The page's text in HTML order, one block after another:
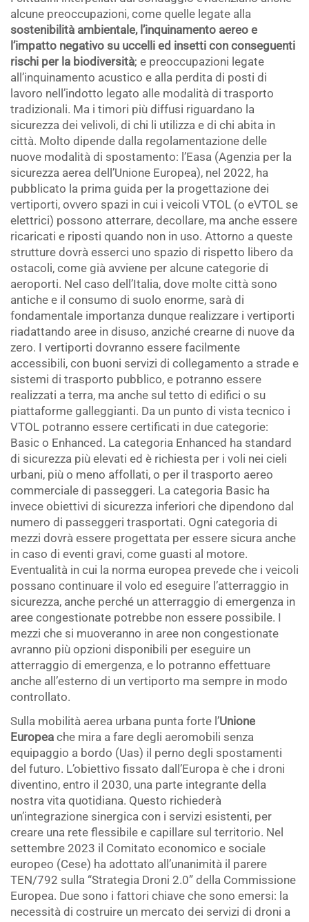
alcune preoccupazioni, come quelle legate alla
sostenibilità ambientale, l’inquinamento aereo e
l’impatto negativo su uccelli ed insetti con conseguenti
rischi per la biodiversità; e preoccupazioni legate
all’inquinamento acustico e alla perdita di posti di
lavoro nell’indotto legato alle modalità di trasporto
tradizionali. Ma i timori più diffusi riguardano la
sicurezza dei velivoli, di chi li utilizza e di chi abita in
città. Molto dipende dalla regolamentazione delle
nuove modalità di spostamento: l’Easa (Agenzia per la
sicurezza aerea dell’Unione Europea), nel 2022, ha
pubblicato la prima guida per la progettazione dei
vertiporti, ovvero spazi in cui i veicoli VTOL (o eVTOL se
elettrici) possono atterrare, decollare, ma anche essere
ricaricati e riposti quando non in uso. Attorno a queste
strutture dovrà esserci uno spazio di rispetto libero da
ostacoli, come già avviene per alcune categorie di
aeroporti. Nel caso dell’Italia, dove molte città sono
antiche e il consumo di suolo enorme, sarà di
fondamentale importanza dunque realizzare i vertiporti
riadattando aree in disuso, anziché crearne di nuove da
zero. I vertiporti dovranno essere facilmente
accessibili, con buoni servizi di collegamento a strade e
sistemi di trasporto pubblico, e potranno essere
realizzati a terra, ma anche sul tetto di edifici o su
piattaforme galleggianti. Da un punto di vista tecnico i
VTOL potranno essere certificati in due categorie:
Basic o Enhanced. La categoria Enhanced ha standard
di sicurezza più elevati ed è richiesta per i voli nei cieli
urbani, più o meno affollati, o per il trasporto aereo
commerciale di passeggeri. La categoria Basic ha
invece obiettivi di sicurezza inferiori che dipendono dal
numero di passeggeri trasportati. Ogni categoria di
mezzi dovrà essere progettata per essere sicura anche
in caso di eventi gravi, come guasti al motore.
Eventualità in cui la norma europea prevede che i veicoli
possano continuare il volo ed eseguire l’atterraggio in
sicurezza, anche perché un atterraggio di emergenza in
aree congestionate potrebbe non essere possibile. I
mezzi che si muoveranno in aree non congestionate
avranno più opzioni disponibili per eseguire un
atterraggio di emergenza, e lo potranno effettuare
anche all’esterno di un vertiporto ma sempre in modo
controllato.
Sulla mobilità aerea urbana punta forte l’Unione
Europea che mira a fare degli aeromobili senza
equipaggio a bordo (Uas) il perno degli spostamenti
del futuro. L’obiettivo fissato dall’Europa è che i droni
diventino, entro il 2030, una parte integrante della
nostra vita quotidiana. Questo richiederà
un’integrazione sinergica con i servizi esistenti, per
creare una rete flessibile e capillare sul territorio. Nel
settembre 2023 il Comitato economico e sociale
europeo (Cese) ha adottato all’unanimità il parere
TEN/792 sulla “Strategia Droni 2.0” della Commissione
Europea. Due sono i fattori chiave che sono emersi: la
necessità di costruire un mercato dei servizi di droni a